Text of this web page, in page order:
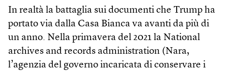
In realtà la battaglia sui documenti che Trump ha
portato via dalla Casa Bianca va avanti da più di
un anno. Nella primavera del 2021 la National
archives and records administration (Nara,
l’agenzia del governo incaricata di conservare i